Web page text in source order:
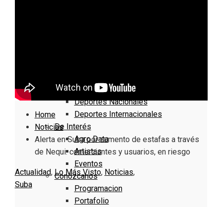
Deportes Locales
Deportes Nacionales
Deportes Internacionales
De Interés
Agro Data
Artistas
Eventos
Conózcanos
Programacion
Portafolio
Home
Noticias
Alerta en Suba por aumento de estafas a través
de Nequi: comerciantes y usuarios, en riesgo
Actualidad, Lo Más Visto, Noticias,
Suba